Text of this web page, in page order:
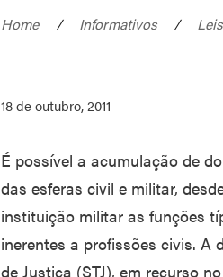
Home / Informativos /
18 de outubro, 2011
É possível a acumulação de
das esferas civil e militar,
instituição militar as funções
inerentes a profissões civis. A
de Justiça (STJ), em recurso